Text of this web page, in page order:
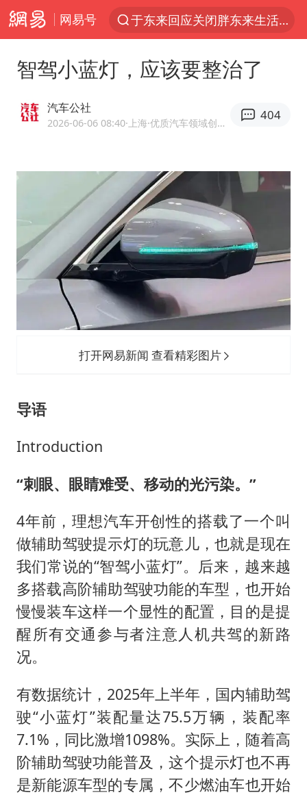
网易号
上半年我国经营主体结构持续优化
《披荆斩棘2026》阵容官宣
浙江省委书记：该停下的坚决停下来
美将每月供乌爱国者拦截导弹
白海豚北上或致京津冀暴雨
10余省份将出现强风雨 局地特大暴雨
新疆一婚礼线上邀请引热议
《龙餐馆》 冲奖
智驾小蓝灯，应该要整治了
汽车公社
2026-06-06 08:40·上海 ·优质汽车领域创作者
404
打开网易新闻 查看精彩图片
导语
Introduction
“刺眼、眼睛难受、移动的光污染。”
4年前，理想汽车开创性的搭载了一个叫
做辅助驾驶提示灯的玩意儿，也就是现在
我们常说的“智驾小蓝灯”。后来，越来越
多搭载高阶辅助驾驶功能的车型，也开始
慢慢装车这样一个显性的配置，目的是提
醒所有交通参与者注意人机共驾的新路
况。‌‌
有数据统计，2025年上半年，国内辅助驾
驶“小蓝灯”装配量达75.5万辆，装配率
7.1%，同比激增1098%。实际上，随着高
阶辅助驾驶功能普及，这个提示灯也不再
是新能源车型的专属，不少燃油车也开始